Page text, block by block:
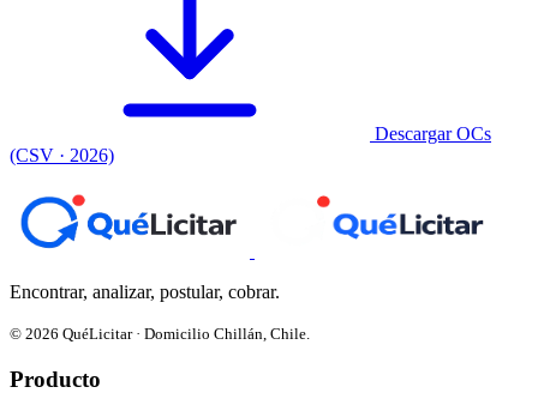
Descargar OCs
(CSV · 2026)
Encontrar, analizar, postular, cobrar.
© 2026 QuéLicitar · Domicilio Chillán, Chile.
Producto